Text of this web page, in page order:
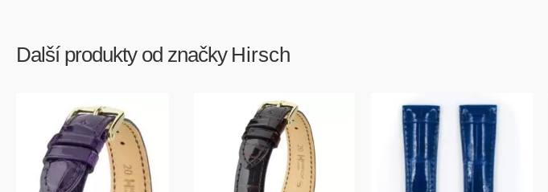
Další produkty od značky Hirsch